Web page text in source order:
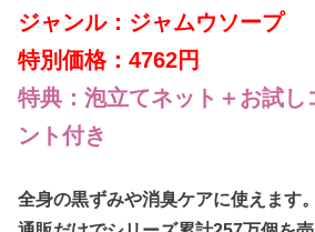
ジャンル：ジャムウソープ
特別価格：4762円
特典：泡立てネット＋お試し
ント付き
全身の黒ずみや消臭ケアに使えます。